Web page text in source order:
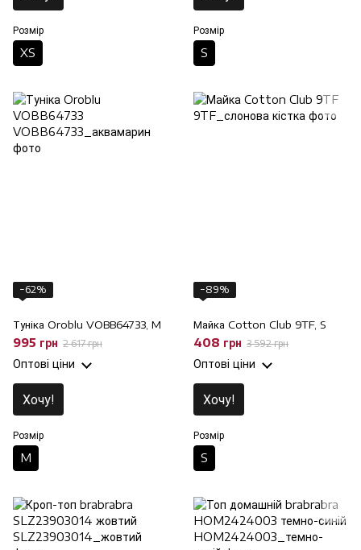
Розмір
XS
Розмір
S
−62%
Туніка Oroblu VOBB64733, M
995 грн 2 617 грн
Оптові ціни
Хочу!
Розмір
M
−89%
Майка Cotton Club 9TF, S
408 грн 3 592 грн
Оптові ціни
Хочу!
Розмір
S